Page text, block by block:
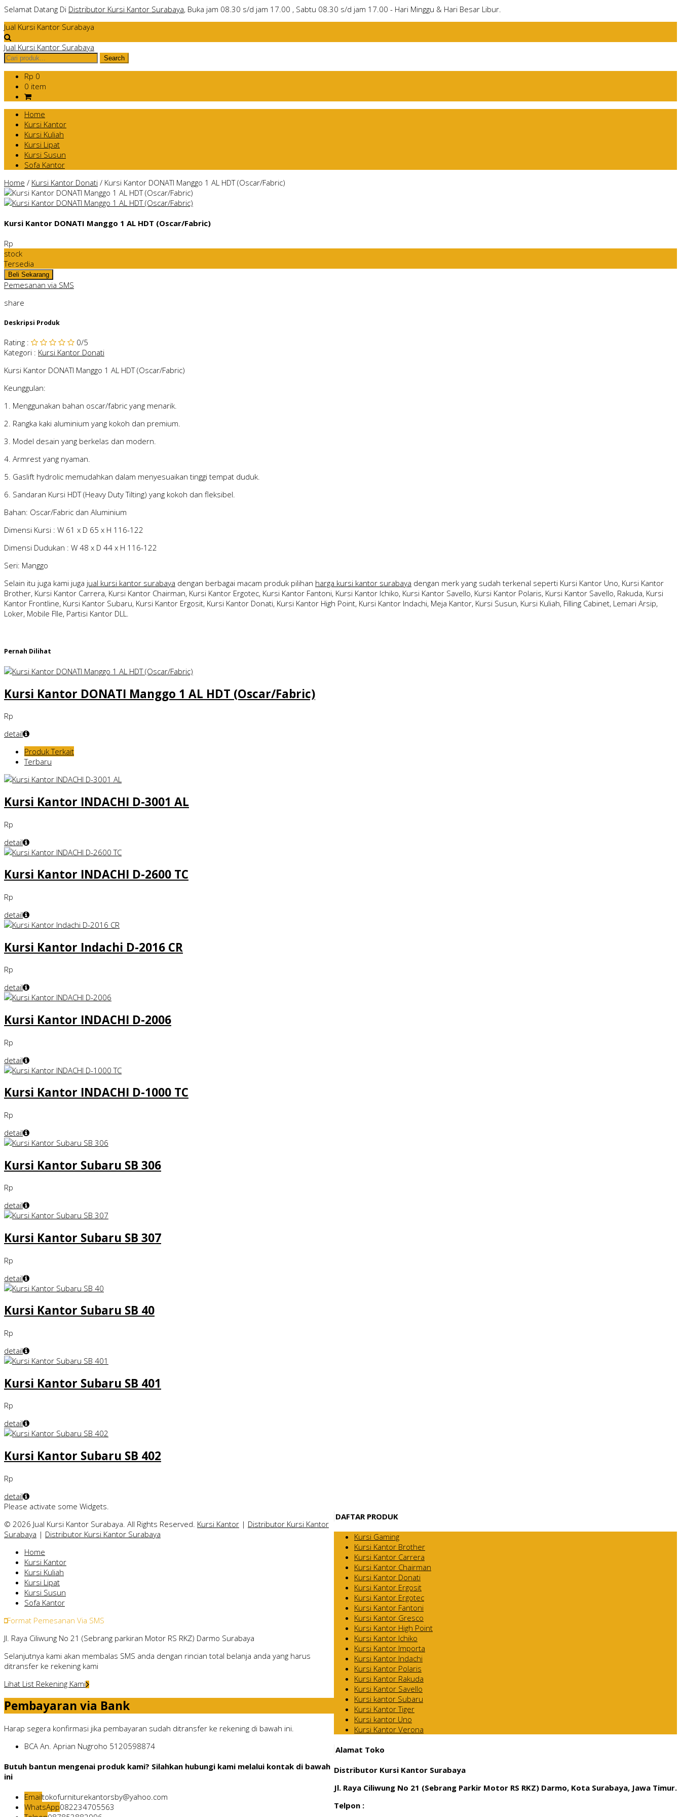
Selamat Datang Di Distributor Kursi Kantor Surabaya, Buka jam 08.30 s/d jam 17.00 , Sabtu 08.30 s/d jam 17.00 - Hari Minggu & Hari Besar Libur.
Jual Kursi Kantor Surabaya
Jual Kursi Kantor Surabaya
Rp 0
0 item
Home
Kursi Kantor
Kursi Kuliah
Kursi Lipat
Kursi Susun
Sofa Kantor
Home / Kursi Kantor Donati / Kursi Kantor DONATI Manggo 1 AL HDT (Oscar/Fabric)
Kursi Kantor DONATI Manggo 1 AL HDT (Oscar/Fabric)
Rp
stock
Tersedia
Pemesanan via SMS
share
Deskripsi Produk
Rating : 0/5
Kategori : Kursi Kantor Donati
Kursi Kantor DONATI Manggo 1 AL HDT (Oscar/Fabric)
Keunggulan:
1. Menggunakan bahan oscar/fabric yang menarik.
2. Rangka kaki aluminium yang kokoh dan premium.
3. Model desain yang berkelas dan modern.
4. Armrest yang nyaman.
5. Gaslift hydrolic memudahkan dalam menyesuaikan tinggi tempat duduk.
6. Sandaran Kursi HDT (Heavy Duty Tilting) yang kokoh dan fleksibel.
Bahan: Oscar/Fabric dan Aluminium
Dimensi Kursi : W 61 x D 65 x H 116-122
Dimensi Dudukan : W 48 x D 44 x H 116-122
Seri: Manggo
Selain itu juga kami juga jual kursi kantor surabaya dengan berbagai macam produk pilihan harga kursi kantor surabaya dengan merk yang sudah terkenal seperti Kursi Kantor Uno, Kursi Kantor
Brother, Kursi Kantor Carrera, Kursi Kantor Chairman, Kursi Kantor Ergotec, Kursi Kantor Fantoni, Kursi Kantor Ichiko, Kursi Kantor Savello, Kursi Kantor Polaris, Kursi Kantor Savello, Rakuda, Kursi
Kantor Frontline, Kursi Kantor Subaru, Kursi Kantor Ergosit, Kursi Kantor Donati, Kursi Kantor High Point, Kursi Kantor Indachi, Meja Kantor, Kursi Susun, Kursi Kuliah, Filling Cabinet, Lemari Arsip,
Loker, Mobile FIle, Partisi Kantor DLL.
Pernah Dilihat
Kursi Kantor DONATI Manggo 1 AL HDT (Oscar/Fabric)
Rp
detail
Produk Terkait
Terbaru
Kursi Kantor INDACHI D-3001 AL
Rp
detail
Kursi Kantor INDACHI D-2600 TC
Rp
detail
Kursi Kantor Indachi D-2016 CR
Rp
detail
Kursi Kantor INDACHI D-2006
Rp
detail
Kursi Kantor INDACHI D-1000 TC
Rp
detail
Kursi Kantor Subaru SB 306
Rp
detail
Kursi Kantor Subaru SB 307
Rp
detail
Kursi Kantor Subaru SB 40
Rp
detail
Kursi Kantor Subaru SB 401
Rp
detail
Kursi Kantor Subaru SB 402
Rp
detail
DAFTAR PRODUK
Kursi Gaming
Kursi Kantor Brother
Kursi Kantor Carrera
Kursi Kantor Chairman
Kursi Kantor Donati
Kursi Kantor Ergosit
Kursi Kantor Ergotec
Kursi Kantor Fantoni
Kursi Kantor Gresco
Kursi Kantor High Point
Kursi Kantor Ichiko
Kursi Kantor Importa
Kursi Kantor Indachi
Kursi Kantor Polaris
Kursi Kantor Rakuda
Kursi Kantor Savello
Kursi kantor Subaru
Kursi Kantor Tiger
Kursi kantor Uno
Kursi Kantor Verona
Alamat Toko
Distributor Kursi Kantor Surabaya
Jl. Raya Ciliwung No 21 (Sebrang Parkir Motor RS RKZ) Darmo, Kota Surabaya, Jawa Timur.
Telpon :
Please activate some Widgets.
© 2026 Jual Kursi Kantor Surabaya. All Rights Reserved. Kursi Kantor | Distributor Kursi Kantor
Surabaya | Distributor Kursi Kantor Surabaya
Home
Kursi Kantor
Kursi Kuliah
Kursi Lipat
Kursi Susun
Sofa Kantor
Format Pemesanan Via SMS
Jl. Raya Ciliwung No 21 (Sebrang parkiran Motor RS RKZ) Darmo Surabaya
Selanjutnya kami akan membalas SMS anda dengan rincian total belanja anda yang harus
ditransfer ke rekening kami
Lihat List Rekening Kami
Pembayaran via Bank
Harap segera konfirmasi jika pembayaran sudah ditransfer ke rekening di bawah ini.
BCA An. Aprian Nugroho 5120598874
Butuh bantun mengenai produk kami? Silahkan hubungi kami melalui kontak di bawah
ini
Emailtokofurniturekantorsby@yahoo.com
WhatsApp082234705563